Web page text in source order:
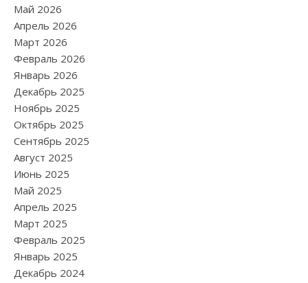
Май 2026
Апрель 2026
Март 2026
Февраль 2026
Январь 2026
Декабрь 2025
Ноябрь 2025
Октябрь 2025
Сентябрь 2025
Август 2025
Июнь 2025
Май 2025
Апрель 2025
Март 2025
Февраль 2025
Январь 2025
Декабрь 2024